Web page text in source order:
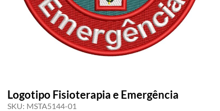
Logotipo Fisioterapia e Emergência
SKU: MSTA5144-01